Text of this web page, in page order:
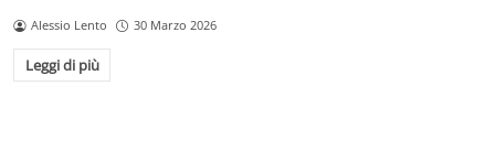
Alessio Lento 30 Marzo 2026
Leggi di più